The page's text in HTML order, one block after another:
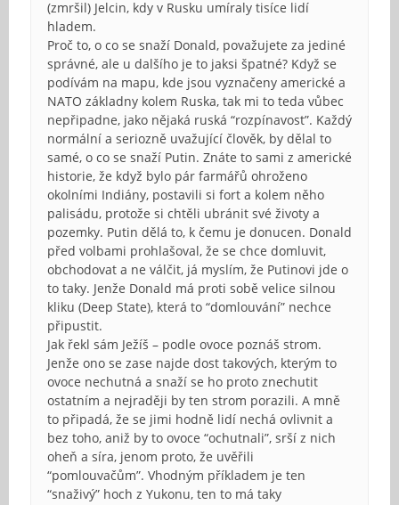
(zmršil) Jelcin, kdy v Rusku umíraly tisíce lidí
hladem.
Proč to, o co se snaží Donald, považujete za jediné
správné, ale u dalšího je to jaksi špatné? Když se
podívám na mapu, kde jsou vyznačeny americké a
NATO základny kolem Ruska, tak mi to teda vůbec
nepřipadne, jako nějaká ruská “rozpínavost”. Každý
normální a seriozně uvažující člověk, by dělal to
samé, o co se snaží Putin. Znáte to sami z americké
historie, že když bylo pár farmářů ohroženo
okolními Indiány, postavili si fort a kolem něho
palisádu, protože si chtěli ubránit své životy a
pozemky. Putin dělá to, k čemu je donucen. Donald
před volbami prohlašoval, že se chce domluvit,
obchodovat a ne válčit, já myslím, že Putinovi jde o
to taky. Jenže Donald má proti sobě velice silnou
kliku (Deep State), která to “domlouvání” nechce
připustit.
Jak řekl sám Ježíš – podle ovoce poznáš strom.
Jenže ono se zase najde dost takových, kterým to
ovoce nechutná a snaží se ho proto znechutit
ostatním a nejraději by ten strom porazili. A mně
to připadá, že se jimi hodně lidí nechá ovlivnit a
bez toho, aniž by to ovoce “ochutnali”, srší z nich
oheň a síra, jenom proto, že uvěřili
“pomlouvačům”. Vhodným příkladem je ten
“snaživý” hoch z Yukonu, ten to má taky